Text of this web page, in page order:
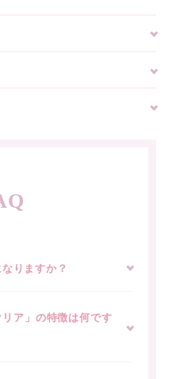
りますか？
ア」の特徴は何です